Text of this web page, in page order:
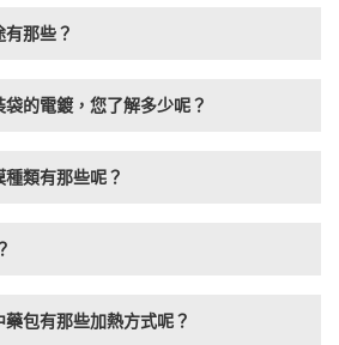
那些？
的電鍍，您了解多少呢？
類有那些呢？
包有那些加熱方式呢？